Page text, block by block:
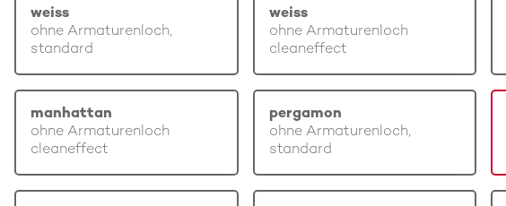
weiss
ohne Armaturenloch,
standard
weiss
ohne Armaturenloch
cleaneffect
manhattan
ohne Armaturenloch
cleaneffect
pergamon
ohne Armaturenloch,
standard